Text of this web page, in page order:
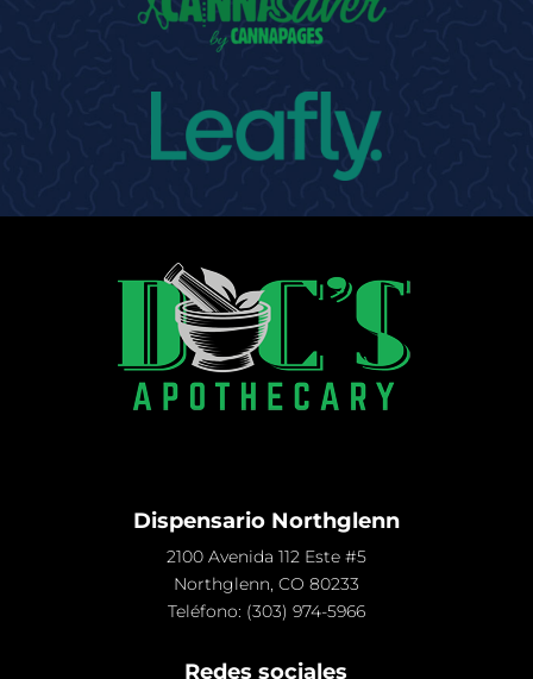
Dispensario Northglenn
2100 Avenida 112 Este #5
Northglenn, CO 80233
Teléfono: (303) 974-5966
Redes sociales